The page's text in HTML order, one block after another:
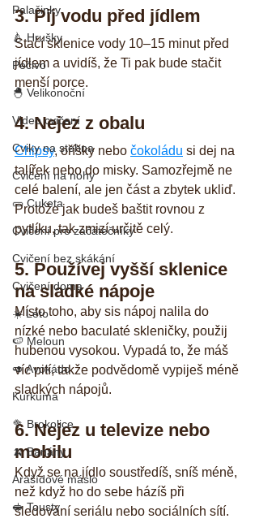
Palačinky
🍐 Hrušky
Pečivo
🐣 Velikonoční
Video cvičení
Cviky na stehna
Cvičení na nohy
🥒 Cuketa
Cvičení pro začátečníky
Cvičení bez skákání
Cvičení doma
☀️ Léto
🍉 Meloun
🥑 Avokádo
Kurkuma
🥦 Brokolice
🍌 Banány
Arašídové máslo
🥪 Tousty
3. Pij vodu před jídlem
Stačí sklenice vody 10–15 minut před
jídlem a uvidíš, že Ti pak bude stačit
menší porce.
4. Nejez z obalu
Chipsy, oříšky nebo čokoládu si dej na
talířek nebo do misky. Samozřejmě ne
celé balení, ale jen část a zbytek ukliď.
Protože jak budeš baštit rovnou z
pytlíku, tak zmizí určitě celý.
5. Používej vyšší sklenice
na sladké nápoje
Místo toho, aby sis nápoj nalila do
nízké nebo baculaté skleničky, použij
hubenou vysokou. Vypadá to, že máš
víc pití, takže podvědomě vypiješ méně
sladkých nápojů.
6. Nejez u televize nebo
mobilu
Když se na jídlo soustředíš, sníš méně,
než když ho do sebe házíš při
sledování seriálu nebo sociálních sítí.